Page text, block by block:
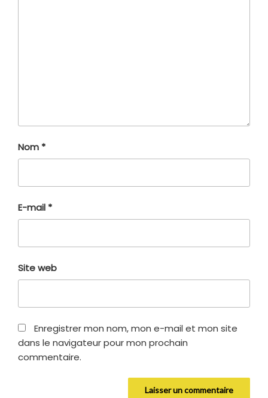
Nom *
E-mail *
Site web
Enregistrer mon nom, mon e-mail et mon site
dans le navigateur pour mon prochain
commentaire.